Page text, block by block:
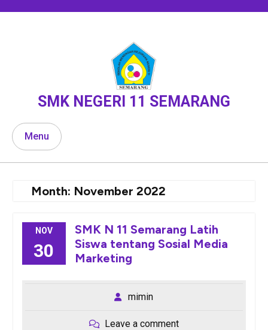
SMK NEGERI 11 SEMARANG
Menu
Month: November 2022
NOV
30
SMK N 11 Semarang Latih
Siswa tentang Sosial Media
Marketing
mimin
Leave a comment